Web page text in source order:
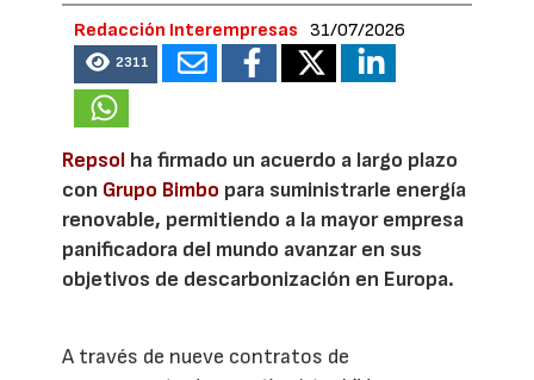
Redacción Interempresas 31/07/2026
2311
Repsol ha firmado un acuerdo a largo plazo
con Grupo Bimbo para suministrarle energía
renovable, permitiendo a la mayor empresa
panificadora del mundo avanzar en sus
objetivos de descarbonización en Europa.
A través de nueve contratos de